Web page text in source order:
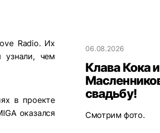
Radio. Их
чем
в проекте
оказался
06.08.2026
Клава Кока
свадьбу!
Смотрим фото.